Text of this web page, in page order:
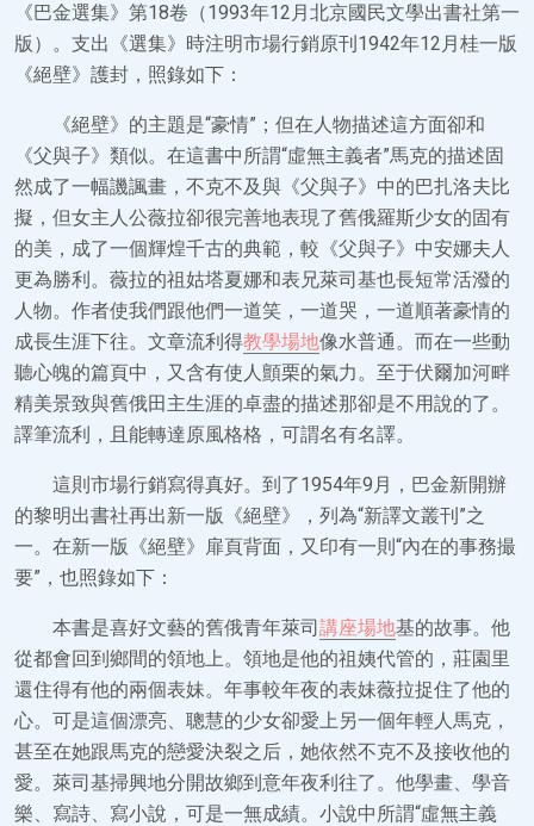
《巴金選集》第18卷（1993年12月北京國民文學出書社第一
版）。支出《選集》時注明市場行銷原刊1942年12月桂一版
《絕壁》護封，照錄如下：
《絕壁》的主題是“豪情”；但在人物描述這方面卻和
《父與子》類似。在這書中所謂“虛無主義者”馬克的描述固
然成了一幅譏諷畫，不克不及與《父與子》中的巴扎洛夫比
擬，但女主人公薇拉卻很完善地表現了舊俄羅斯少女的固有
的美，成了一個輝煌千古的典範，較《父與子》中安娜夫人
更為勝利。薇拉的祖姑塔夏娜和表兄萊司基也長短常活潑的
人物。作者使我們跟他們一道笑，一道哭，一道順著豪情的
成長生涯下往。文章流利得教學場地像水普通。而在一些動
聽心魄的篇頁中，又含有使人顫栗的氣力。至于伏爾加河畔
精美景致與舊俄田主生涯的卓盡的描述那卻是不用說的了。
譯筆流利，且能轉達原風格格，可謂名有名譯。
這則市場行銷寫得真好。到了1954年9月，巴金新開辦
的黎明出書社再出新一版《絕壁》，列為“新譯文叢刊”之
一。在新一版《絕壁》扉頁背面，又印有一則“內在的事務撮
要”，也照錄如下：
本書是喜好文藝的舊俄青年萊司講座場地基的故事。他
從都會回到鄉間的領地上。領地是他的祖姨代管的，莊園里
還住得有他的兩個表妹。年事較年夜的表妹薇拉捉住了他的
心。可是這個漂亮、聰慧的少女卻愛上另一個年輕人馬克，
甚至在她跟馬克的戀愛決裂之后，她依然不克不及接收他的
愛。萊司基掃興地分開故鄉到意年夜利往了。他學畫、學音
樂、寫詩、寫小說，可是一無成績。小說中所謂“虛無主義